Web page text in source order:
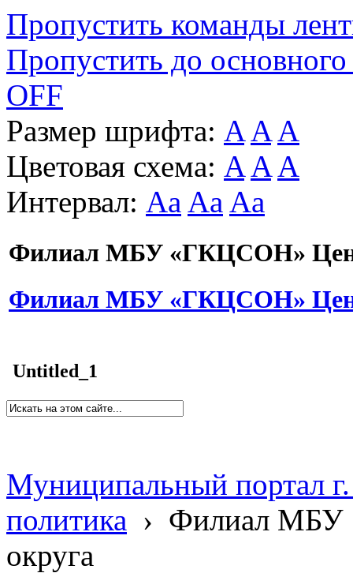
Пропустить команды
Пропустить до основного
OFF
Размер шрифта: A A A
Цветовая схема: A A A
Интервал: Aa Aa Aa
Филиал МБУ «ГКЦСОН»
Филиал МБУ «ГКЦСОН»
Untitled_1
Муниципальный портал
политика › Филиал МБУ
округа